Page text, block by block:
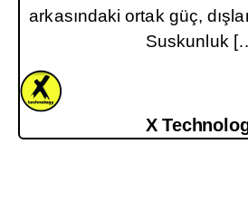
arkasındaki ortak güç,
Suskunluk
X